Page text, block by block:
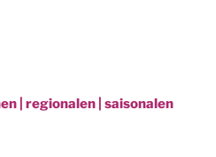
| regionalen | saisonalen